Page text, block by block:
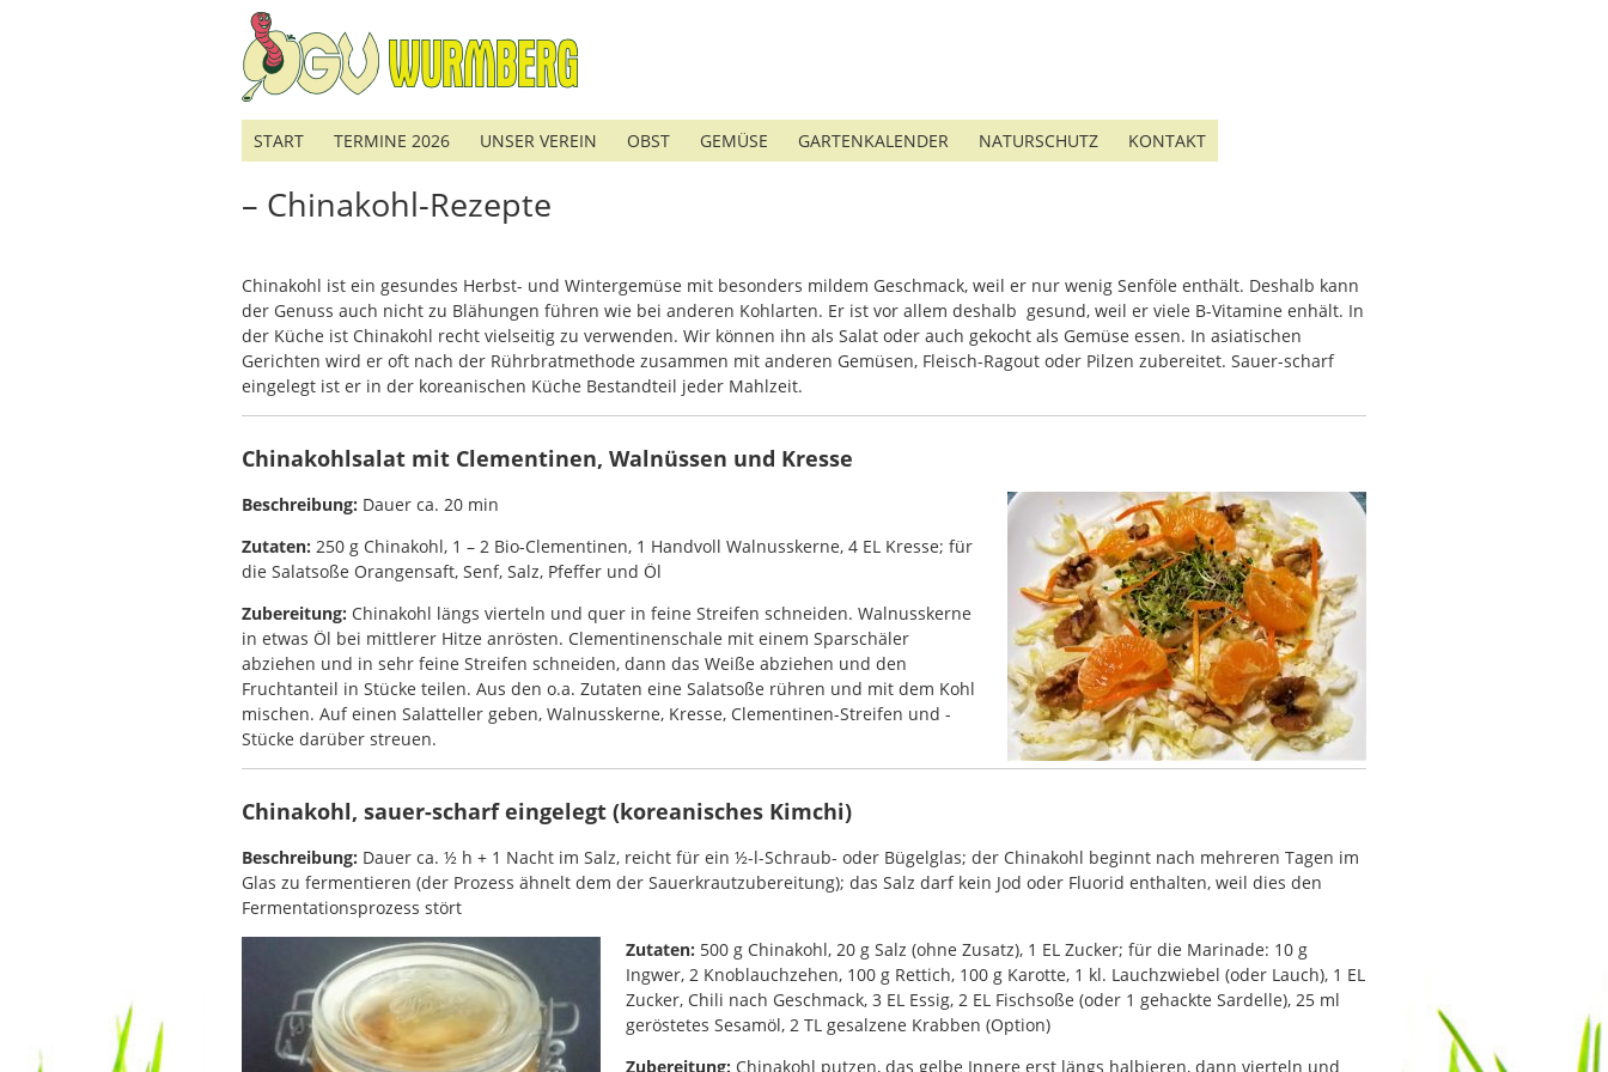
START TERMINE 2026 UNSER VEREIN OBST GEMÜSE GARTENKALENDER NATURSCHUTZ KONTAKT
– Chinakohl-Rezepte
Chinakohl ist ein gesundes Herbst- und Wintergemüse mit besonders mildem Geschmack, weil er nur wenig Senföle enthält. Deshalb kann
der Genuss auch nicht zu Blähungen führen wie bei anderen Kohlarten. Er ist vor allem deshalb gesund, weil er viele B-Vitamine enhält. In
der Küche ist Chinakohl recht vielseitig zu verwenden. Wir können ihn als Salat oder auch gekocht als Gemüse essen. In asiatischen
Gerichten wird er oft nach der Rührbratmethode zusammen mit anderen Gemüsen, Fleisch-Ragout oder Pilzen zubereitet. Sauer-scharf
eingelegt ist er in der koreanischen Küche Bestandteil jeder Mahlzeit.
Chinakohlsalat mit Clementinen, Walnüssen und Kresse
Beschreibung: Dauer ca. 20 min
Zutaten: 250 g Chinakohl, 1 – 2 Bio-Clementinen, 1 Handvoll Walnusskerne, 4 EL Kresse; für
die Salatsoße Orangensaft, Senf, Salz, Pfeffer und Öl
Zubereitung: Chinakohl längs vierteln und quer in feine Streifen schneiden. Walnusskerne
in etwas Öl bei mittlerer Hitze anrösten. Clementinenschale mit einem Sparschäler
abziehen und in sehr feine Streifen schneiden, dann das Weiße abziehen und den
Fruchtanteil in Stücke teilen. Aus den o.a. Zutaten eine Salatsoße rühren und mit dem Kohl
mischen. Auf einen Salatteller geben, Walnusskerne, Kresse, Clementinen-Streifen und -
Stücke darüber streuen.
Chinakohl, sauer-scharf eingelegt (koreanisches Kimchi)
Beschreibung: Dauer ca. ½ h + 1 Nacht im Salz, reicht für ein ½-l-Schraub- oder Bügelglas; der Chinakohl beginnt nach mehreren Tagen im
Glas zu fermentieren (der Prozess ähnelt dem der Sauerkrautzubereitung); das Salz darf kein Jod oder Fluorid enthalten, weil dies den
Fermentationsprozess stört
Zutaten: 500 g Chinakohl, 20 g Salz (ohne Zusatz), 1 EL Zucker; für die Marinade: 10 g
Ingwer, 2 Knoblauchzehen, 100 g Rettich, 100 g Karotte, 1 kl. Lauchzwiebel (oder Lauch), 1 EL
Zucker, Chili nach Geschmack, 3 EL Essig, 2 EL Fischsoße (oder 1 gehackte Sardelle), 25 ml
geröstetes Sesamöl, 2 TL gesalzene Krabben (Option)
Zubereitung: Chinakohl putzen, das gelbe Innere erst längs halbieren, dann vierteln und